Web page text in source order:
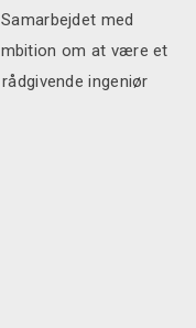
med
om at være et
ingeniør